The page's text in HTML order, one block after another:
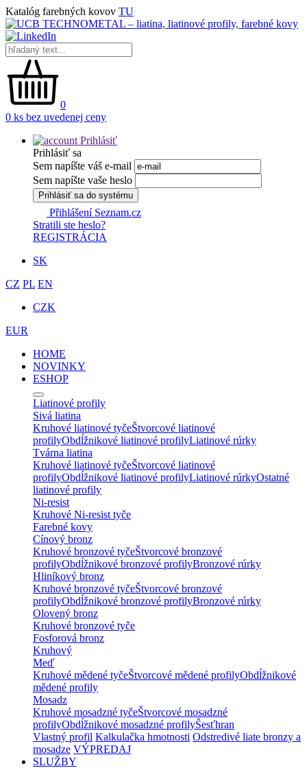
Katalóg farebných kovov TU
0
0 ks bez uvedenej ceny
Prihlásiť
Prihlásiť sa
Sem napíšte váš e-mail
Sem napíšte vaše heslo
Prihlásiť sa do systému
Přihlášení Seznam.cz
Stratili ste heslo?
REGISTRÁCIA
SK
CZ PL EN
CZK
EUR
HOME
NOVINKY
ESHOP
Liatinové profily
Sivá liatina
Kruhové liatinové tyčeŠtvorcové liatinové
profilyObdĺžnikové liatinové profilyLiatinové rúrky
Tvárna liatina
Kruhové liatinové tyčeŠtvorcové liatinové
profilyObdĺžnikové liatinové profilyLiatinové rúrkyOstatné
liatinové profily
Ni-resist
Kruhové Ni-resist tyče
Farebné kovy
Cínový bronz
Kruhové bronzové tyčeŠtvorcové bronzové
profilyObdĺžnikové bronzové profilyBronzové rúrky
Hliníkový bronz
Kruhové bronzové tyčeŠtvorcové bronzové
profilyObdĺžnikové bronzové profilyBronzové rúrky
Olovený bronz
Kruhové bronzové tyče
Fosforová bronz
Kruhový
Meď
Kruhové mědené tyčeŠtvorcové mědené profilyObdĺžnikové
mědené profily
Mosadz
Kruhové mosadzné tyčeŠtvorcové mosadzné
profilyObdĺžnikové mosadzné profilyŠesťhran
Vlastný profil Kalkulačka hmotnosti Odstredivé liate bronzy a
mosadze VÝPREDAJ
SLUŽBY